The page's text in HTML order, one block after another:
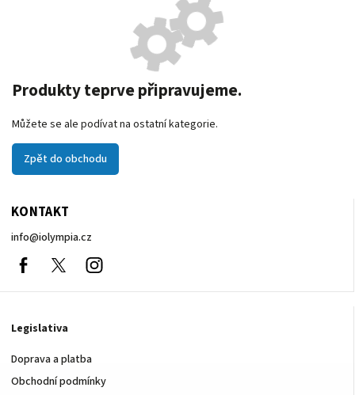
Produkty teprve připravujeme.
Můžete se ale podívat na ostatní kategorie.
Zpět do obchodu
KONTAKT
info@iolympia.cz
Facebook nolympia61611
Legislativa
Doprava a platba
Obchodní podmínky